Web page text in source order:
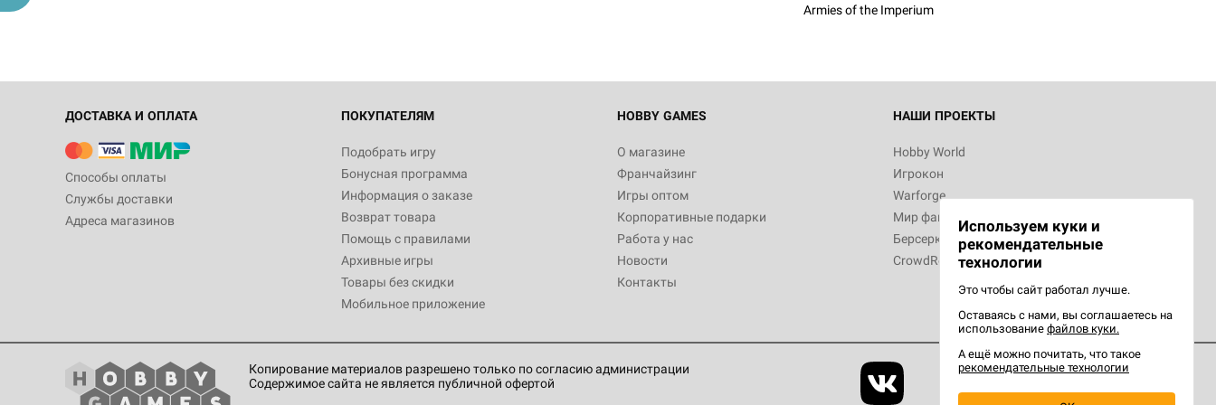
Armies of the Imperium
ДОСТАВКА И ОПЛАТА
Способы оплаты
Службы доставки
Адреса магазинов
ПОКУПАТЕЛЯМ
Подобрать игру
Бонусная программа
Информация о заказе
Возврат товара
Помощь с правилами
Архивные игры
Товары без скидки
Мобильное приложение
HOBBY GAMES
О магазине
Франчайзинг
Игры оптом
Корпоративные подарки
Работа у нас
Новости
Контакты
НАШИ ПРОЕКТЫ
Hobby World
Игрокон
Warforge
Мир фантастики
Берсерк
CrowdRepublic
Копирование материалов разрешено только по согласию администрации
Содержимое сайта не является публичной офертой
Используем куки и
рекомендательные
технологии
Это чтобы сайт работал лучше.
Оставаясь с нами, вы соглашаетесь на
использование файлов куки.
А ещё можно почитать, что такое
рекомендательные технологии
Белая смерть
12 990
Настольная игра Hobby World Берсерк.
3 490